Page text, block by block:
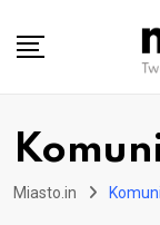
Miasto.in